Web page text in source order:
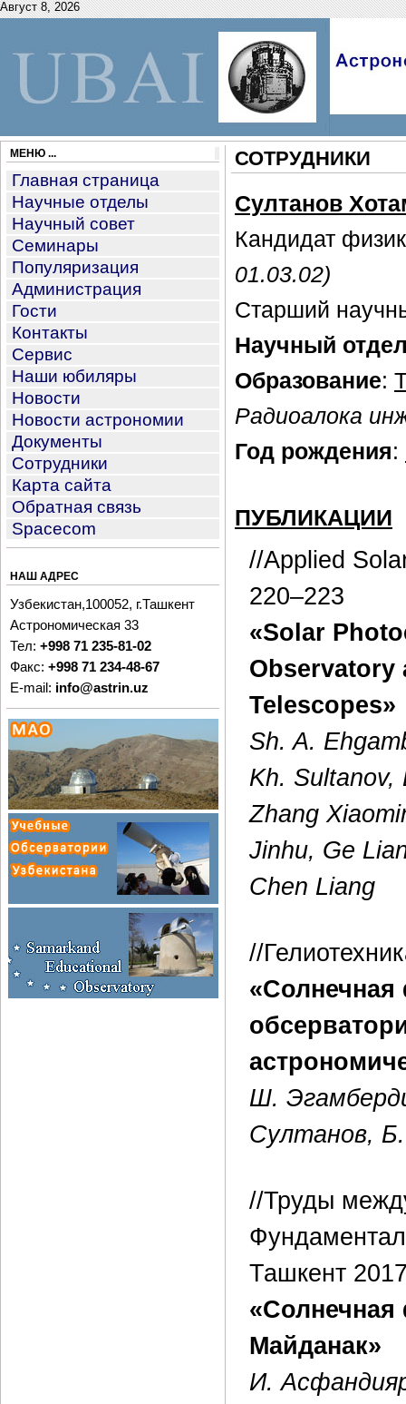
Август 8, 2026
МЕНЮ ...
Главная страница
Научные отделы
Научный совет
Семинары
Популяризация
Администрация
Гости
Контакты
Сервис
Наши юбиляры
Новости
Новости астрономии
Документы
Сотрудники
Карта сайта
Обратная связь
Spacecom
НАШ АДРЕС
Узбекистан,100052, г.Ташкент
Астрономическая 33
Тел: +998 71 235-81-02
Факс: +998 71 234-48-67
E-mail: info@astrin.uz
СОТРУДНИКИ
Султанов
Кандидат
01.03.02)
Старший
Научный
Образование:
Радиоалока
Год рождения:
ПУБЛИКАЦИИ
//Applied
220–223
«Solar
Observatory
Telescopes»
Sh. A.
Kh. Sultanov,
Zhang
Jinhu, Ge
Chen Liang
//
«Солнечная
Ш.
Султанов,
//Труды
Ташкент
«Солнечная
Майданак»
И.